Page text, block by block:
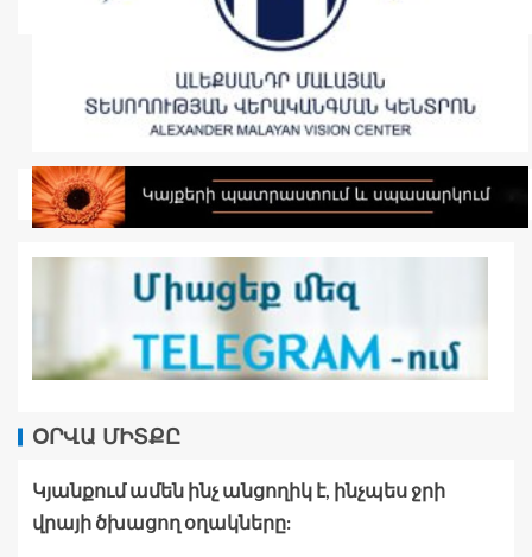
ՕՐՎԱ ՄԻՏՔԸ
Կյանքում ամեն ինչ անցողիկ է, ինչպես ջրի
վրայի ծխացող օղակները: